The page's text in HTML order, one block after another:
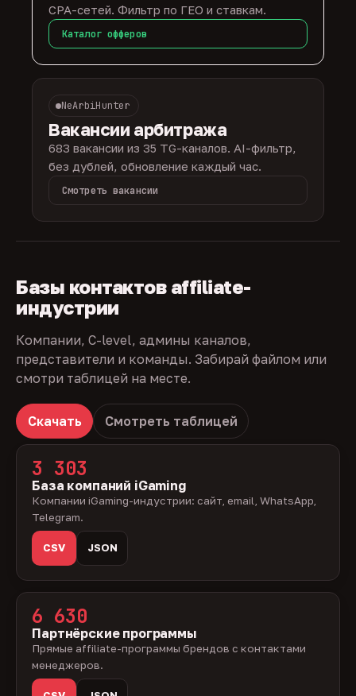
CPA-сетей. Фильтр по ГЕО и ставкам.
Каталог офферов
NeArbiHunter
Вакансии арбитража
683 вакансии из 35 TG-каналов. AI-фильтр,
без дублей, обновление каждый час.
Смотреть вакансии
Базы контактов affiliate-
индустрии
Компании, C-level, админы каналов,
представители и команды. Забирай файлом или
смотри таблицей на месте.
Скачать Смотреть таблицей
3 303
База компаний iGaming
Компании iGaming-индустрии: сайт, email, WhatsApp,
Telegram.
CSV JSON
6 630
Партнёрские программы
Прямые affiliate-программы брендов с контактами
менеджеров.